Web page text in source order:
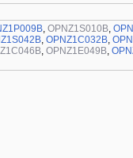
, OPNZ1S010B,
, OPNZ1C032B,
, OPNZ1E049B,